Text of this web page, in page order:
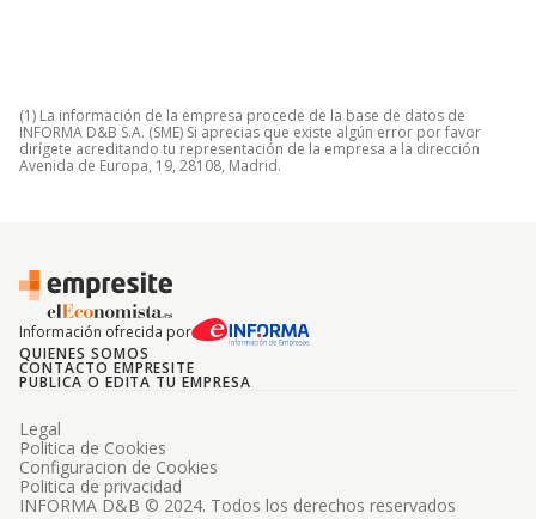
(1) La información de la empresa procede de la base de datos de
INFORMA D&B S.A. (SME) Si aprecias que existe algún error por favor
dirígete acreditando tu representación de la empresa a la dirección
Avenida de Europa, 19, 28108, Madrid.
Información ofrecida por
QUIENES SOMOS
CONTACTO EMPRESITE
PUBLICA O EDITA TU EMPRESA
INFORMA D&B © 2024. Todos los derechos reservados
Legal
Politica de Cookies
Configuracion de Cookies
Politica de privacidad